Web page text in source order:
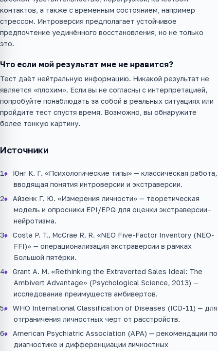
контактов, а также с временным состоянием, например
стрессом. Интроверсия предполагает устойчивое
предпочтение уединённого восстановления, но не только
это.
Что если мой результат мне не нравится?
Тест даёт нейтральную информацию. Никакой результат не
является «плохим». Если вы не согласны с интерпретацией,
попробуйте понаблюдать за собой в реальных ситуациях или
пройдите тест спустя время. Возможно, вы обнаружите
более тонкую картину.
Источники
Юнг К. Г. «Психологические типы» — классическая работа,
вводящая понятия интроверсии и экстраверсии.
Айзенк Г. Ю. «Измерения личности» — теоретическая
модель и опросники EPI/EPQ для оценки экстраверсии–
нейротизма.
Costa P. T., McCrae R. R. «NEO Five-Factor Inventory (NEO-
FFI)» — операционализация экстраверсии в рамках
Большой пятёрки.
Grant A. M. «Rethinking the Extraverted Sales Ideal: The
Ambivert Advantage» (Psychological Science, 2013) —
исследование преимуществ амбивертов.
WHO International Classification of Diseases (ICD-11) — для
отграничения личностных черт от расстройств.
American Psychiatric Association (APA) — рекомендации по
диагностике и дифференциации личностных